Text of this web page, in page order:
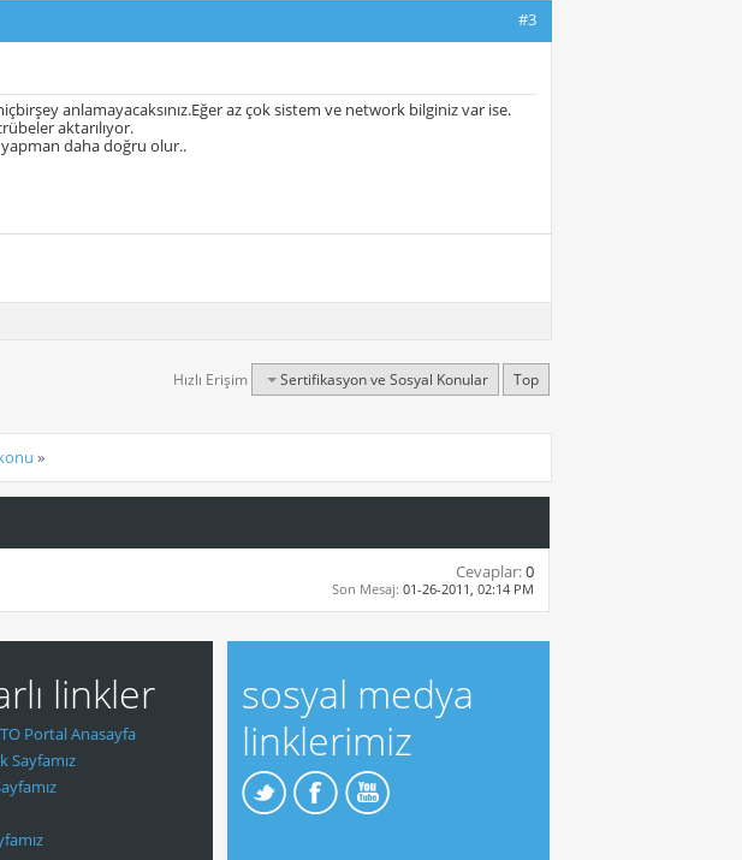
#3
anlamayacaksınız.Eğer az çok sistem ve network bilginiz var ise.
aktarılıyor.
yapman daha doğru olur..
Hızlı Erişim Sertifikasyon ve Sosyal Konular Top
»
Cevaplar:0
Son Mesaj: 01-26-2011, 02:14 PM
linkler
Portal Anasayfa
Sayfamız
sosyal medya
linklerimiz